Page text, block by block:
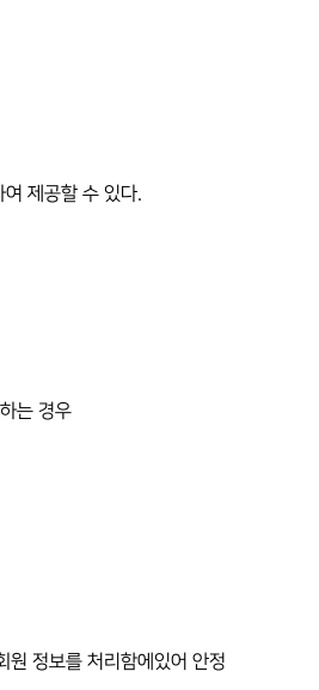
제공할 수 있다.
는 경우
원 정보를 처리함에있어 안정